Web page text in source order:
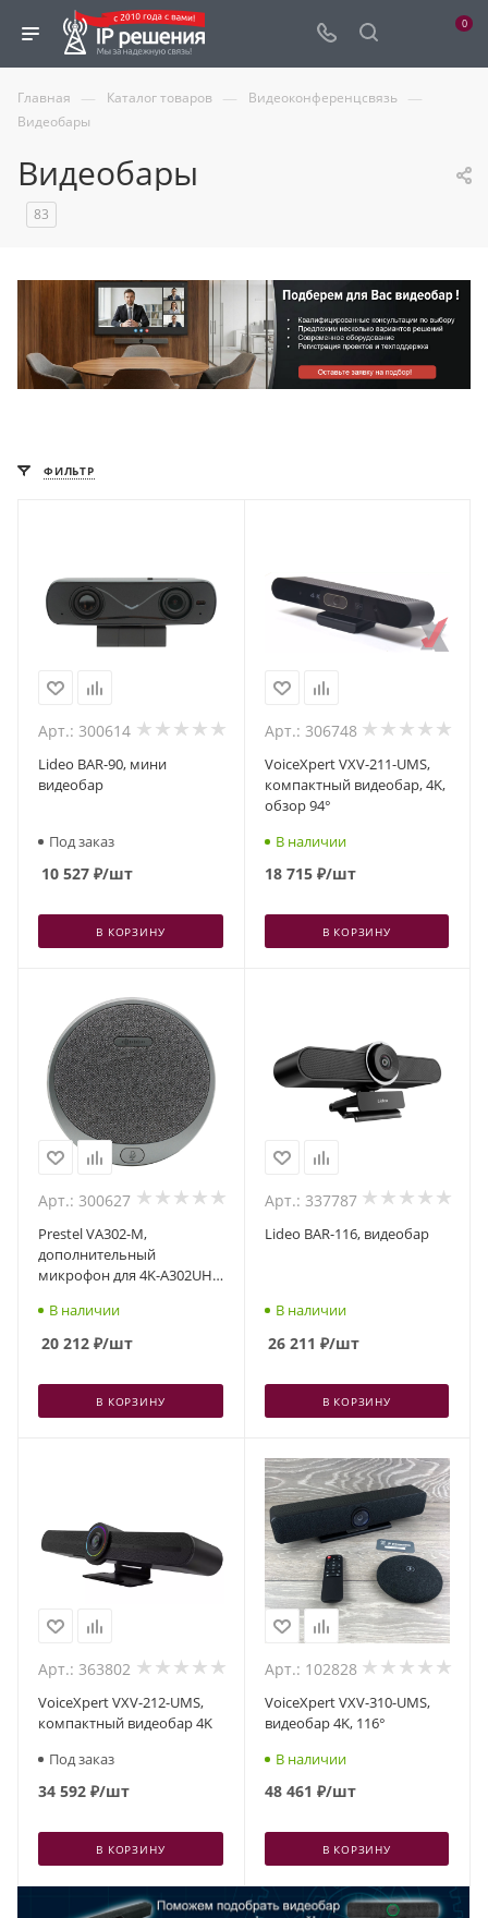
0
Главная — Каталог товаров — Видеоконференцсвязь —
Видеобары
Видеобары
83
ФИЛЬТР
Арт.: 300614
Lideo BAR-90, мини
видеобар
Под заказ
10 527 ₽/шт
В КОРЗИНУ
Арт.: 306748
VoiceXpert VXV-211-UMS,
компактный видеобар, 4K,
обзор 94°
В наличии
18 715₽/шт
В КОРЗИНУ
Арт.: 300627
Prestel VA302-M,
дополнительный
микрофон для 4K-A302UH
В наличии
20 212 ₽/шт
В КОРЗИНУ
Арт.: 337787
Lideo BAR-116, видеобар
В наличии
26 211 ₽/шт
В КОРЗИНУ
Арт.: 363802
VoiceXpert VXV-212-UMS,
компактный видеобар 4K
Под заказ
34 592 ₽/шт
В КОРЗИНУ
Арт.: 102828
VoiceXpert VXV-310-UMS,
видеобар 4K, 116°
В наличии
48 461 ₽/шт
В КОРЗИНУ